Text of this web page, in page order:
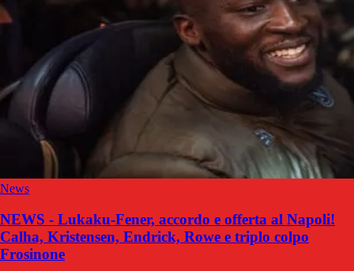
News
NEWS - Lukaku-Fener, accordo e offerta al Napoli!
Calha, Kristensen, Endrick, Rowe e triplo colpo
Frosinone